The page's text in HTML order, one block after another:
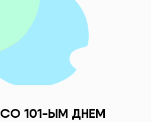
101-ЫМ ДНЕМ